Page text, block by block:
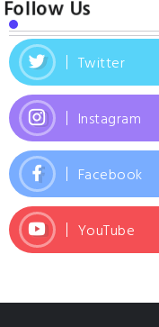
Follow Us
Twitter
Instagram
Facebook
YouTube